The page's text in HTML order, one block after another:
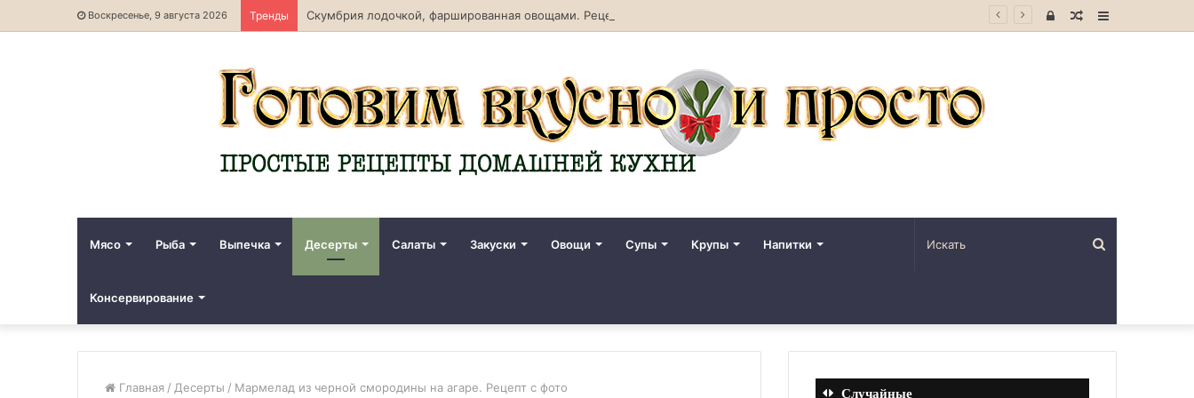
Воскресенье, 9 августа 2026 Тренды Скумбрия лодочкой, фаршированная овощами. Рецепт с фото Sidebar
Случайная
Войти
Мясо Рыба Выпечка Десерты Салаты Закуски Овощи Супы Крупы Напитки
Консервирование
Главная / Десерты / Мармелад из черной смородины на агаре. Рецепт с фото Случайные